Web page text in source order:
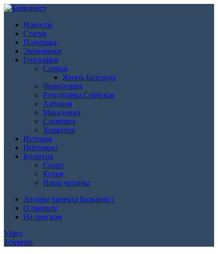
Новости
Статьи
Политика
Экономика
География
Сербия
Жизнь Белграда
Черногория
Республика Сербская
Албания
Македония
Словения
Хорватия
История
Интервью
Культура
Спорт
Кухня
Наша читанка
Авторы проекта Балканист
О проекте
На српском
Video
Telegram